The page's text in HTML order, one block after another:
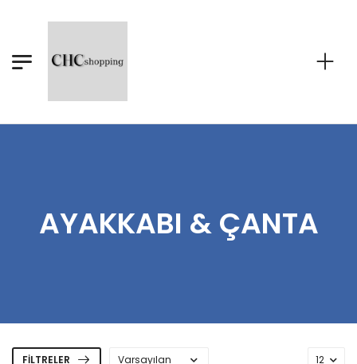
AYAKKABI & ÇANTA
FILTRELER